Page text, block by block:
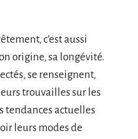
c’est aussi
origine, sa longévité.
se renseignent,
trouvailles sur les
tendances actuelles
leurs modes de